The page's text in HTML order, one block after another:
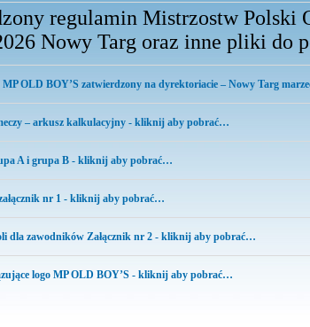
regulamin Mistrzostw Polski
Nowy Targ oraz inne pliki do
OLD BOY’S zatwierdzony na dyrektoriacie – Nowy Targ
– arkusz kalkulacyjny - kliknij aby pobrać…
A i grupa B - kliknij aby pobrać…
załącznik nr 1 - kliknij aby pobrać…
dla zawodników Załącznik nr 2 - kliknij aby pobrać…
logo MP OLD BOY’S - kliknij aby pobrać…